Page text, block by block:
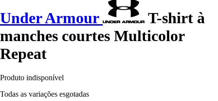
Under Armour
T-shirt à
manches courtes Multicolor
Repeat
Produto indisponível
Todas as variações esgotadas